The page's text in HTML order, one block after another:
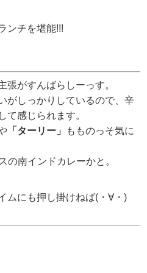
ンチを堪能!!!
張がすんばらしーっす。
がしっかりしているので、辛
て感じられます。
「ターリー」
もものっそ気に
の南インドカレーかと。
ムにも押し掛けねば(・∀・)